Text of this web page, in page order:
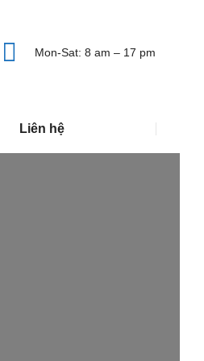
Mon-Sat: 8 am – 17 pm
Liên hệ